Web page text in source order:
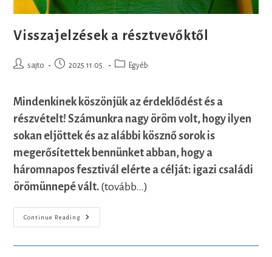
Visszajelzések a résztvevőktől
Post
sajto
Post 2025.11.05.
Post Egyéb
Mindenkinek köszönjük az érdeklődést és a
részvételt! Számunkra nagy öröm volt, hogy ilyen
sokan eljöttek és az alábbi kösznő sorok is
megerősítettek bennünket abban, hogy a
háromnapos fesztivál elérte a célját: igazi családi
örömünnepé vált. (tovább…)
Continue ReadingVisszajelzések
A